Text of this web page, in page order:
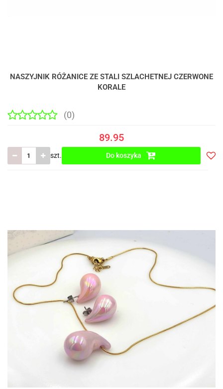
NASZYJNIK RÓŻANICE ZE STALI SZLACHETNEJ CZERWONE
KORALE
(0)
89.95
szt. Do koszyka